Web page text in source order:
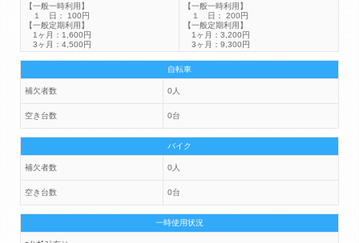
【一般一時利用】
１ 日： 100円
【一般定期利用】
1ヶ月：1,600円
3ヶ月：4,500円
【一般一時利用】
１ 日： 200円
【一般定期利用】
1ヶ月：3,200円
3ヶ月：9,300円
自転車
補欠者数 0人
空き台数 0台
バイク
補欠者数 0人
空き台数 0台
一時使用状況